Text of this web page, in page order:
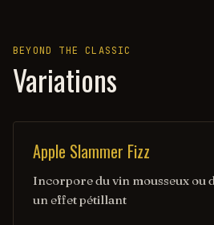
BEYOND THE CLASSIC
Variations
Apple Slammer Fizz
Incorpore du vin mousseux ou
un effet pétillant